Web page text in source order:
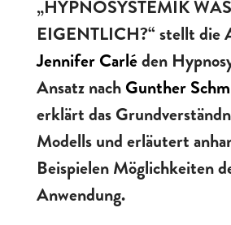
„HYPNOSYSTEMIK
EIGENTLICH?“ stellt die
Jennifer Carléden
Ansatz nachGunther
erklärt das
Modells und erläutert
Beispielen Möglichkeiten
Anwendung.